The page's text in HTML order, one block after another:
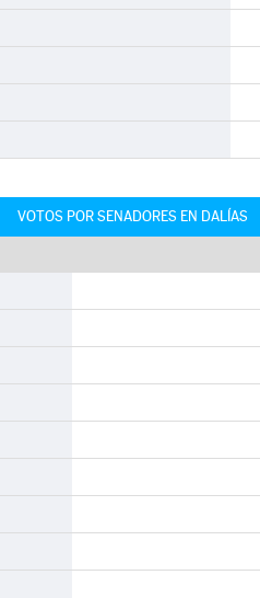
VOTOS POR SENADORES EN DALÍAS